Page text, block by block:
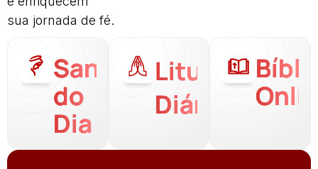
sua jornada de fé.
Santo
do
Dia
Liturgia
Diária